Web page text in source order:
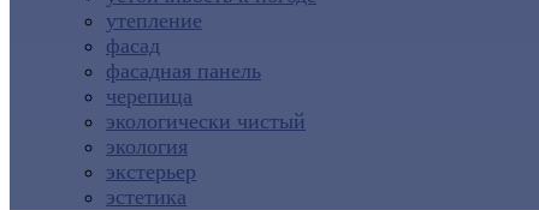
утепление
фасад
фасадная панель
черепица
экологически чистый
экология
экстерьер
эстетика